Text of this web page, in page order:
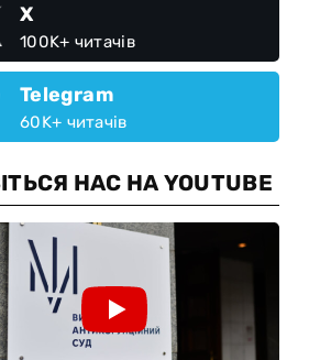
X
100K+ читачів
Telegram
60K+ читачів
НАС НА YOUTUBE